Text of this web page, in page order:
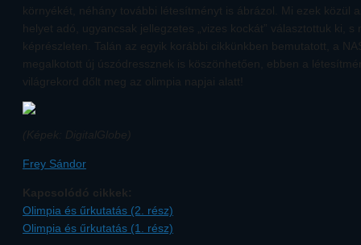
környékét, néhány további létesítményt is ábrázol. Mi ezek közül
helyet adó, ugyancsak jellegzetes „vizes kockát” választottuk ki,
képrészleten. Talán az egyik korábbi cikkünkben bemutatott, a
megalkotott új úszódressznek is köszönhetően, ebben a
világrekord dőlt meg az olimpia napjai alatt!
(Képek: DigitalGlobe)
Frey Sándor
Kapcsolódó cikkek:
Olimpia és űrkutatás (2. rész)
Olimpia és űrkutatás (1. rész)